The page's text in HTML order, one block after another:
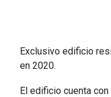
Exclusivo edificio
en 2020.
El edificio cuenta